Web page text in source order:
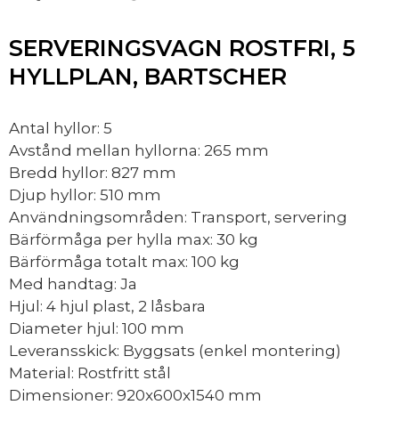
SERVERINGSVAGN ROSTFRI, 5
HYLLPLAN, BARTSCHER
Antal hyllor: 5
Avstånd mellan hyllorna: 265 mm
Bredd hyllor: 827 mm
Djup hyllor: 510 mm
Användningsområden: Transport, servering
Bärförmåga per hylla max: 30 kg
Bärförmåga totalt max: 100 kg
Med handtag: Ja
Hjul: 4 hjul plast, 2 låsbara
Diameter hjul: 100 mm
Leveransskick: Byggsats (enkel montering)
Material: Rostfritt stål
Dimensioner: 920x600x1540 mm